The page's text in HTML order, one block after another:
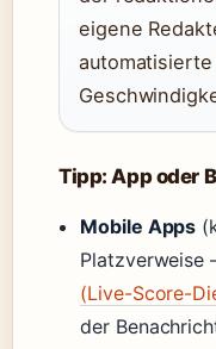
eigene
Tipp: App oder
Mobile Apps
Platzverweise
(Live-Score-
der